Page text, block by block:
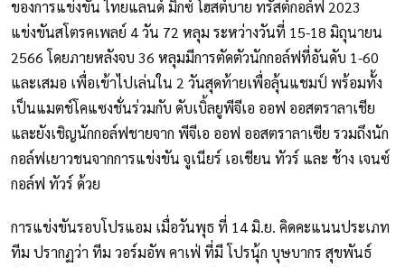
ของการแข่งขัน ไทยแลนด์ มิกซ์ โฮสต์บาย ทรัสต์กอล์ฟ 2023
แข่งขันสโตรคเพลย์ 4 วัน 72 หลุม ระหว่างวันที่ 15-18 มิถุนายน
2566 โดยภายหลังจบ 36 หลุมมีการตัดตัวนักกอล์ฟที่อันดับ 1-60
และเสมอ เพื่อเข้าไปเล่นใน 2 วันสุดท้ายเพื่อลุ้นแชมป์ พร้อมทั้ง
เป็นแมตช์โคแซงชั่นร่วมกับ ดับเบิ้ลยูพีจีเอ ออฟ ออสตราลาเชีย
และยังเชิญนักกอล์ฟชายจาก พีจีเอ ออฟ ออสตราลาเซีย รวมถึงนัก
กอล์ฟเยาวชนจากการแข่งขัน จูเนียร์ เอเชียน ทัวร์ และ ช้าง เจนซ์
กอล์ฟ ทัวร์ ด้วย
การแข่งขันรอบโปรแอม เมื่อวันพุธ ที่ 14 มิ.ย. คิดคะแนนประเภท
ทีม ปรากฏว่า ทีม วอร์มอัพ คาเฟ่ ที่มี โปรนุ้ก บุษบากร สุขพันธ์